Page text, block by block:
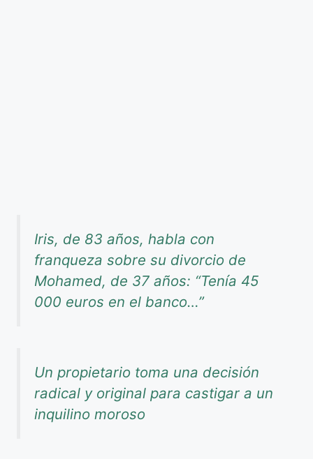
Iris, de 83 años, habla con
franqueza sobre su divorcio de
Mohamed, de 37 años: “Tenía 45
000 euros en el banco…”
Un propietario toma una decisión
radical y original para castigar a un
inquilino moroso